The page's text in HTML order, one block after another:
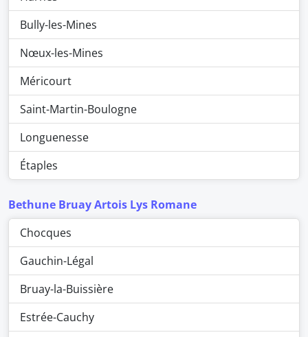
Bully-les-Mines
Nœux-les-Mines
Méricourt
Saint-Martin-Boulogne
Longuenesse
Étaples
Bethune Bruay Artois Lys Romane
Chocques
Gauchin-Légal
Bruay-la-Buissière
Estrée-Cauchy